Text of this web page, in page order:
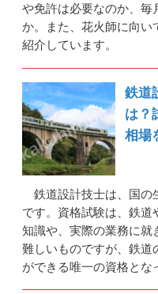
や免許は必要なのか、毎
か。また、花火師に向い
紹介しています。
鉄道
は？
相場
鉄道設計技士は、国の
です。資格試験は、鉄
知識や、実際の業務に就
難しいものですが、鉄道
ができる唯一の資格とな